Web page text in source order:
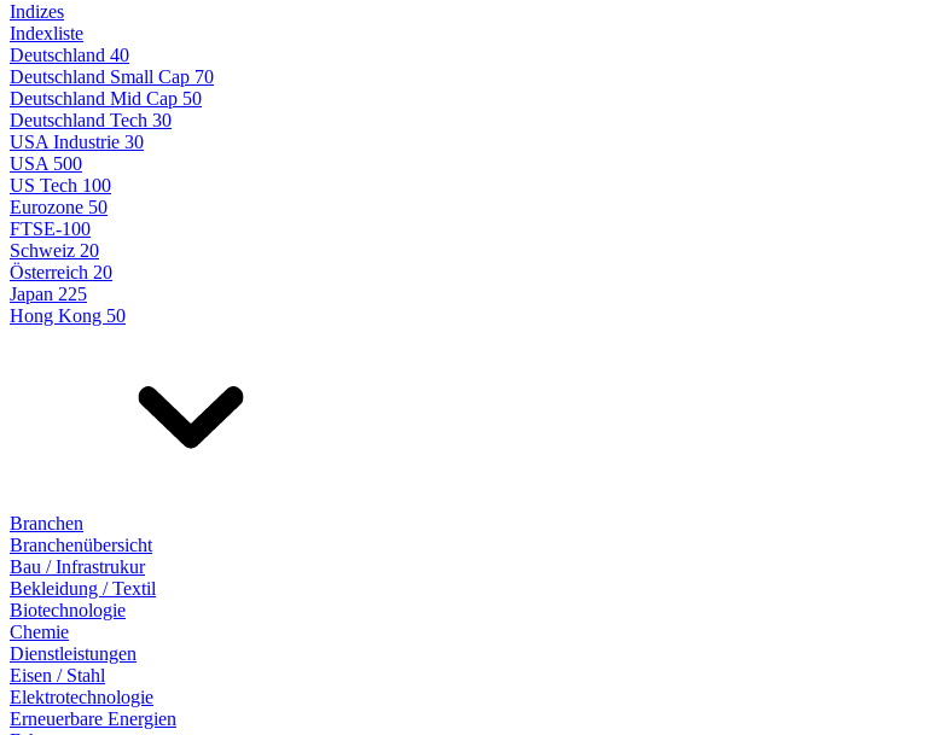
Indizes
Indexliste
Deutschland 40
Deutschland Small Cap 70
Deutschland Mid Cap 50
Deutschland Tech 30
USA Industrie 30
USA 500
US Tech 100
Eurozone 50
FTSE-100
Schweiz 20
Österreich 20
Japan 225
Hong Kong 50
Branchen
Branchenübersicht
Bau / Infrastrukur
Bekleidung / Textil
Biotechnologie
Chemie
Dienstleistungen
Eisen / Stahl
Elektrotechnologie
Erneuerbare Energien